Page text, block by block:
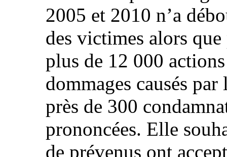
2005 et 2010 n’a
des victimes alors
plus de 12 000
dommages causés
près de 300
prononcées. Elle
de prévenus ont